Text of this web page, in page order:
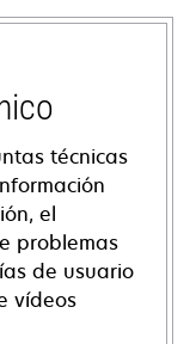
técnicas
el
problemas
de usuario
vídeos